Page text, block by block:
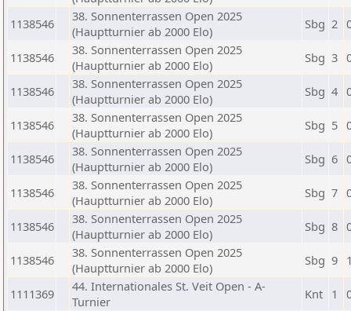
1138546
38. Sonnenterrassen Open 2025
(Hauptturnier ab 2000 Elo)
Sbg 2
1138546
38. Sonnenterrassen Open 2025
(Hauptturnier ab 2000 Elo)
Sbg 3
1138546
38. Sonnenterrassen Open 2025
(Hauptturnier ab 2000 Elo)
Sbg 4
1138546
38. Sonnenterrassen Open 2025
(Hauptturnier ab 2000 Elo)
Sbg 5
1138546
38. Sonnenterrassen Open 2025
(Hauptturnier ab 2000 Elo)
Sbg 6
1138546
38. Sonnenterrassen Open 2025
(Hauptturnier ab 2000 Elo)
Sbg 7
1138546
38. Sonnenterrassen Open 2025
(Hauptturnier ab 2000 Elo)
Sbg 8
1138546
38. Sonnenterrassen Open 2025
(Hauptturnier ab 2000 Elo)
Sbg 9
1111369
44. Internationales St. Veit Open - A-
Turnier
Knt 1